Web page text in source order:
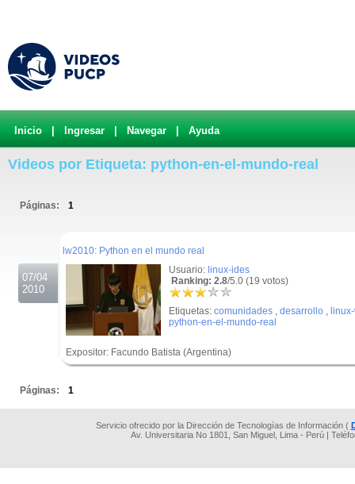
Inicio Ingresar Navegar Ayuda
Videos por Etiqueta: python-en-el-mundo-real
Páginas: 1
07/04
2010
lw2010: Python en el mundo real
Usuario: linux-ides
Ranking: 2.8/5.0 (19 votos)
Etiquetas: comunidades , desarrollo ,
python-en-el-mundo-real
Expositor: Facundo Batista (Argentina)
Páginas: 1
Servicio ofrecido por la Dirección de Tecnologías de Información (
Av. Universitaria No 1801, San Miguel, Lima - Perú |